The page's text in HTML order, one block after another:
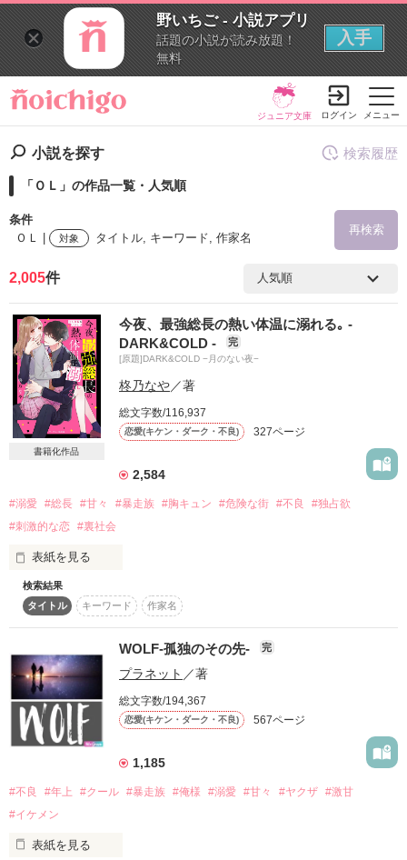
野いちご - 小説アプリ
話題の小説が読み放題！
無料
入手
メニュー
ジュニア文庫 ログイン
小説を探す
「ＯＬ」の作品一覧・人気順
条件
ＯＬ |
対象 タイトル, キーワード, 作家名
再検索
検索ワード
を含む
詳しく検索
検索対象
キーワード
あらすじ
ジャンル
感想
ステータス 全て 完結 更新中
作品の長さ 長編 中編
ャレンジ！～
検索履歴
2,005件
書籍化作品
今夜、最強総長の熱い体温に溺れる｡ -
DARK&COLD -
完
[原題]DARK&COLD −月のない夜−
柊乃なや／著
総文字数/116,937
恋愛(キケン・ダーク・不良) 327ページ
2,584
#溺愛 #総長 #甘々 #暴走族 #胸キュン #危険な街 #不良
#独占欲
#刺激的な恋 #裏社会
表紙を見る
その街は冷たかった。
そこを支配する男は
誰もが一瞬で目を奪われるほど
綺麗で気高く
その瞳はいつも
真っ黒な世界を映していた。
検索結果
タイトル
キーワード 作家名
WOLF-孤独のその先- 完
プラネット ／著
総文字数/194,367
恋愛(キケン・ダーク・不良) 567ページ
1,185
#不良 #年上 #クール #暴走族 #俺様 #溺愛 #甘々 #ヤクザ #激甘
#イケメン
表紙を見る